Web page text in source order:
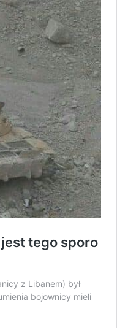
tego sporo
z Libanem) był
bojownicy mieli